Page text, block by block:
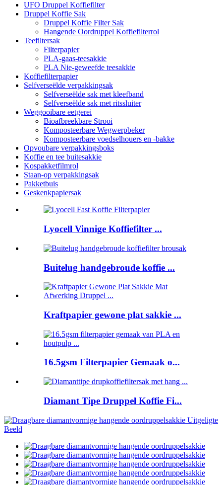
UFO Druppel Koffiefilter
Druppel Koffie Sak
Druppel Koffie Filter Sak
Hangende Oordruppel Koffiefilterrol
Teefiltersak
Filterpapier
PLA-gaas-teesakkie
PLA Nie-geweefde teesakkie
Koffiefilterpapier
Selfverseëlde verpakkingsak
Selfverseëlde sak met kleefband
Selfverseëlde sak met ritssluiter
Weggooibare eetgerei
Bioafbreekbare Strooi
Komposteerbare Wegwerpbeker
Komposteerbare voedselhouers en -bakke
Opvoubare verpakkingsboks
Koffie en tee buitesakkie
Kospakketfilmrol
Staan-op verpakkingsak
Pakketbuis
Geskenkpapiersak
Lyocell Vinnige Koffiefilter ...
Buitelug handgebroude koffie ...
Kraftpapier gewone plat sakkie ...
16.5gsm Filterpapier Gemaak o...
Diamant Tipe Druppel Koffie Fi...